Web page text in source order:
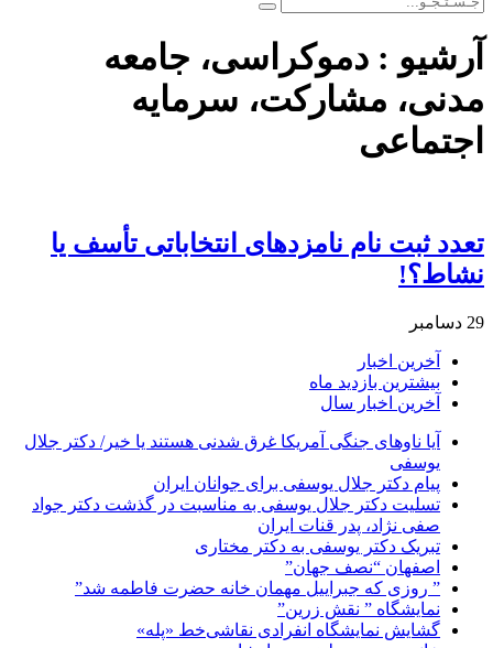
آرشیو : دموکراسی، جامعه
مدنی، مشارکت، سرمایه
اجتماعی
تعدد ثبت نام نامزدهای انتخاباتی تأسف یا
نشاط؟!
29 دسامبر
آخرین اخبار
بیشترین بازدید ماه
آخرین اخبار سال
آیا ناوهای جنگی آمریکا غرق شدنی هستند یا خیر/ دکتر جلال
یوسفی
پیام دکتر جلال یوسفی برای جوانان ایران
تسلیت دکتر جلال یوسفی به مناسبت در گذشت دکتر جواد
صفی نژاد، پدر قنات ایران
تبریک دکتر یوسفی به دکتر مختاری
اصفهان “نصف جهان”
” روزی که جبراییل مهمان خانه حضرت فاطمه شد”
نمایشگاه ” نقش زرین”
گشایش نمایشگاه انفرادی نقاشی‌خط «پله»